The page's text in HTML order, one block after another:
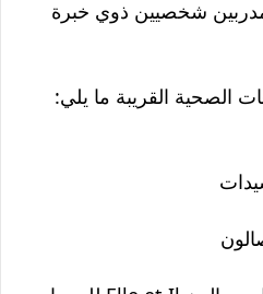
شخصيين ذوي خبرة
الصحية القريبة ما يلي: